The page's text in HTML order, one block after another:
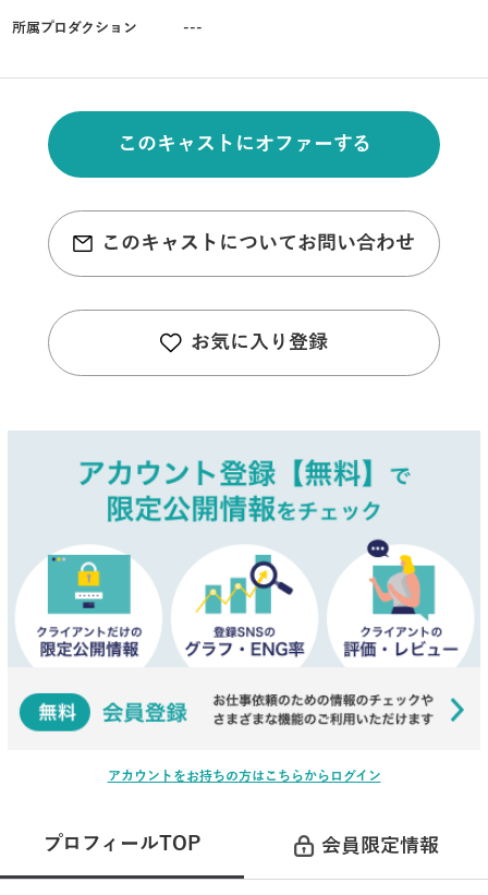
所属プロダクション ---
このキャストにオファーする
このキャストについてお問い合わせ
お気に入り登録
アカウントをお持ちの方はこちらからログイン
プロフィールTOP 会員限定情報